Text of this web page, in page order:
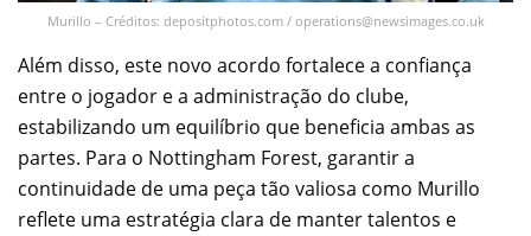
Murillo – Créditos: depositphotos.com / operations@newsimages.co.uk
Além disso, este novo acordo fortalece a confiança
entre o jogador e a administração do clube,
estabilizando um equilíbrio que beneficia ambas as
partes. Para o Nottingham Forest, garantir a
continuidade de uma peça tão valiosa como Murillo
reflete uma estratégia clara de manter talentos e